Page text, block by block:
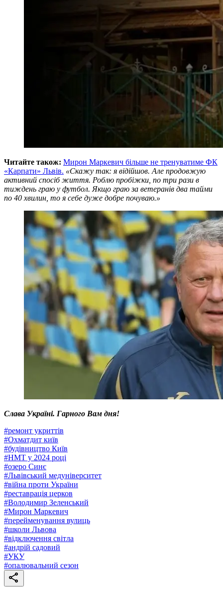
Читайте також: Мирон Маркевич більше не тренуватиме ФК
«Карпати» Львів. «Скажу так: я відійшов. Але продовжую
активний спосіб життя. Роблю пробіжки, по три рази в
тиждень граю у футбол. Якщо граю за ветеранів два тайми
по 40 хвилин, то я себе дуже добре почуваю.»
Слава Україні. Гарного Вам дня!
#ремонт укриттів
#Охматдит київ
#будівництво Київ
#НМТ у 2024 році
#озеро Синє
#Львівський медуніверситет
#війна проти України
#реставрація церков
#Володимир Зеленський
#Мирон Маркевич
#перейменування вулиць
#школи Львова
#відключення світла
#андрій садовий
#УКУ
#опалювальний сезон